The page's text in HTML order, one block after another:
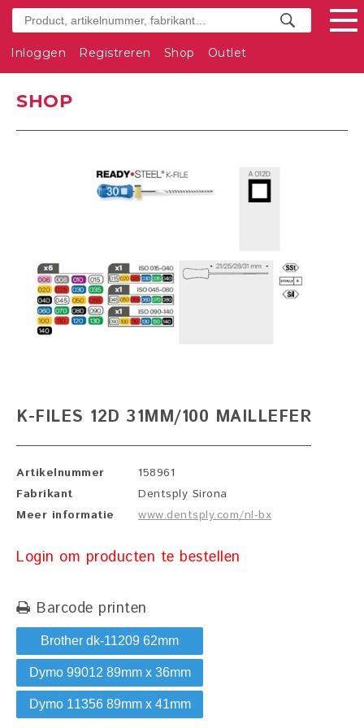
Inloggen Registreren Shop Outlet
SHOP
K-FILES 12D 31MM/100 MAILLEFER
Artikelnummer
158961
Fabrikant
Dentsply Sirona
Meer informatie
www.dentsply.com/nl-bx
Login om producten te bestellen
Barcode printen
Brother dk-11209 62mm
Dymo 99012 89mm x 36mm
Dymo 11356 89mm x 41mm